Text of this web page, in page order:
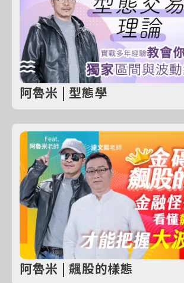
阿魯米 | 型態學
阿魯米 | 飆股的樣態